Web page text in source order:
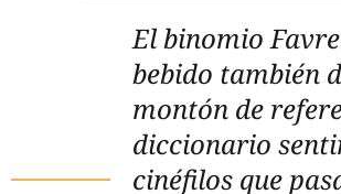
El binomio
bebido también
montón de
diccionario
cinéfilos que